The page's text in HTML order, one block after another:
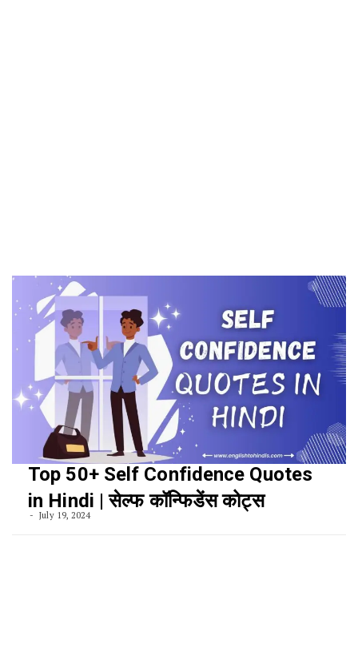
Top 50+ Self Confidence Quotes
in Hindi | सेल्फ कॉन्फिडेंस कोट्स
July 19, 2024